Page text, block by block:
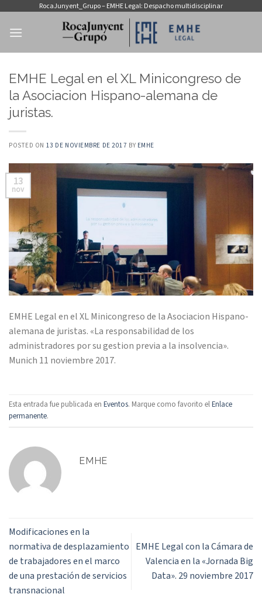
contenido
RocaJunyent_Grupo – EMHE Legal: Despacho multidisciplinar
EMHE Legal en el XL Minicongreso de
la Asociacion Hispano-alemana de
juristas.
POSTED ON 13 DE NOVIEMBRE DE 2017 BY EMHE
13
nov
EMHE Legal en el XL Minicongreso de la Asociacion Hispano-
alemana de juristas. «La responsabilidad de los
administradores por su gestion previa a la insolvencia».
Munich 11 noviembre 2017.
Esta entrada fue publicada en Eventos. Marque como favorito elEnlace
permanente.
EMHE
Modificaciones en la
normativa de desplazamiento
de trabajadores en el marco
de una prestación de servicios
transnacional
EMHE Legal con la Cámara de
Valencia en la «Jornada Big
Data». 29 noviembre 2017